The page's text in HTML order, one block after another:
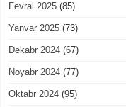
Fevral 2025 (85)
Yanvar 2025 (73)
Dekabr 2024 (67)
Noyabr 2024 (77)
Oktabr 2024 (95)